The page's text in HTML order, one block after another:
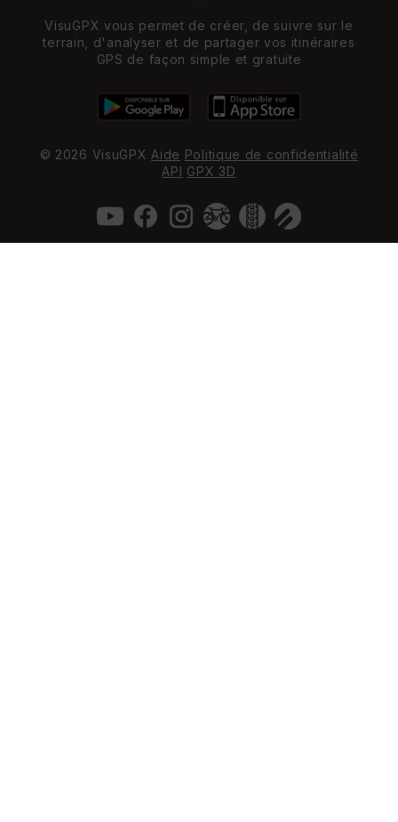
VisuGPX vous permet de créer, de suivre sur le
terrain, d'analyser et de partager vos itinéraires
GPS de façon simple et gratuite
© 2026 VisuGPX Aide Politique de confidentialité
API GPX 3D